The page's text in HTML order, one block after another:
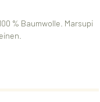
% Baumwolle. Marsupi